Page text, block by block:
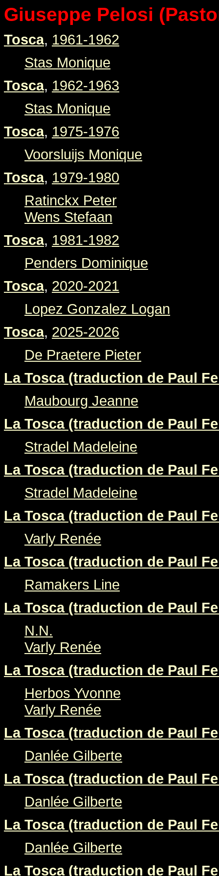
Giuseppe Pelosi
Tosca, 1961-1962
Stas Monique
Tosca, 1962-1963
Stas Monique
Tosca, 1975-1976
Voorsluijs Monique
Tosca, 1979-1980
Ratinckx Peter
Wens Stefaan
Tosca, 1981-1982
Penders Dominique
Tosca, 2020-2021
Lopez Gonzalez Logan
Tosca, 2025-2026
De Praetere Pieter
La Tosca (traduction de Paul
Maubourg Jeanne
La Tosca (traduction de Paul
Stradel Madeleine
La Tosca (traduction de Paul
Stradel Madeleine
La Tosca (traduction de Paul
Varly Renée
La Tosca (traduction de Paul
Ramakers Line
La Tosca (traduction de Paul
N.N.
Varly Renée
La Tosca (traduction de Paul
Herbos Yvonne
Varly Renée
La Tosca (traduction de Paul
Danlée Gilberte
La Tosca (traduction de Paul
Danlée Gilberte
La Tosca (traduction de Paul
Danlée Gilberte
La Tosca (traduction de Paul